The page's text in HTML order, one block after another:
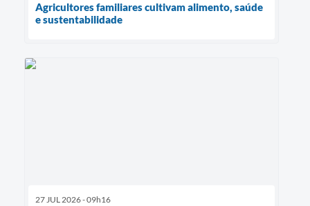
Agricultores familiares cultivam alimento, saúde
e sustentabilidade
27 JUL 2026 - 09h16